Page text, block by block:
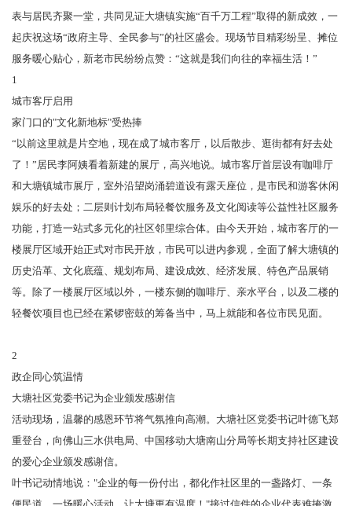
表与居民齐聚一堂，共同见证大塘镇实施“百千万工程”取得的新成效，一
起庆祝这场“政府主导、全民参与”的社区盛会。现场节目精彩纷呈、摊位
服务暖心贴心，新老市民纷纷点赞：“这就是我们向往的幸福生活！”
1
城市客厅启用
家门口的"文化新地标"受热捧
“以前这里就是片空地，现在成了城市客厅，以后散步、逛街都有好去处
了！”居民李阿姨看着新建的展厅，高兴地说。城市客厅首层设有咖啡厅
和大塘镇城市展厅，室外沿望岗涌碧道设有露天座位，是市民和游客休闲
娱乐的好去处；二层则计划布局轻餐饮服务及文化阅读等公益性社区服务
功能，打造一站式多元化的社区邻里综合体。由今天开始，城市客厅的一
楼展厅区域开始正式对市民开放，市民可以进内参观，全面了解大塘镇的
历史沿革、文化底蕴、规划布局、建设成效、经济发展、特色产品展销
等。除了一楼展厅区域以外，一楼东侧的咖啡厅、亲水平台，以及二楼的
轻餐饮项目也已经在紧锣密鼓的筹备当中，马上就能和各位市民见面。
2
政企同心筑温情
大塘社区党委书记为企业颁发感谢信
活动现场，温馨的感恩环节将气氛推向高潮。大塘社区党委书记叶德飞郑
重登台，向佛山三水供电局、中国移动大塘南山分局等长期支持社区建设
的爱心企业颁发感谢信。
叶书记动情地说："企业的每一份付出，都化作社区里的一盏路灯、一条